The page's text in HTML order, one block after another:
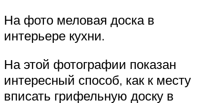
На фото меловая доска в
интерьере кухни.
На этой фотографии показан
интересный способ, как к месту
вписать грифельную доску в